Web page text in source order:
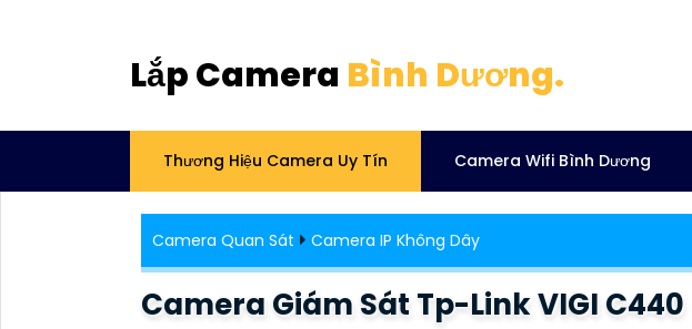
Lắp Camera Bình Dương.
Thương Hiệu Camera Uy Tín Camera Wifi Bình Dương
Camera Quan Sát Camera IP Không Dây
Camera Giám Sát Tp-Link VIGI C440